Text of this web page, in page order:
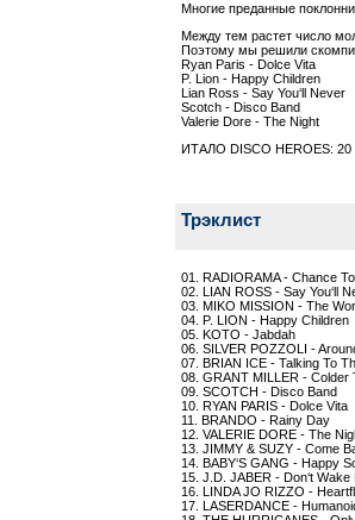
Многие преданные
Между тем растет число
Поэтому мы решили
Ryan Paris - Dolce Vita
P. Lion - Happy Children
Lian Ross - Say You‘ll Never
Scotch - Disco Band
Valerie Dore - The Night
ИТАЛО DISCO HEROES: 20
Трэклист
01. RADIORAMA - Chance
02. LIAN ROSS - Say You‘ll
03. MIKO MISSION - The
04. P. LION - Happy Children
05. KOTO - Jabdah
06. SILVER POZZOLI -
07. BRIAN ICE - Talking To
08. GRANT MILLER - Colder
09. SCOTCH - Disco Band
10. RYAN PARIS - Dolce Vita
11. BRANDO - Rainy Day
12. VALERIE DORE - The
13. JIMMY & SUZY - Come
14. BABY‘S GANG - Happy
15. J.D. JABER - Don‘t Wake
16. LINDA JO RIZZO -
17. LASERDANCE -